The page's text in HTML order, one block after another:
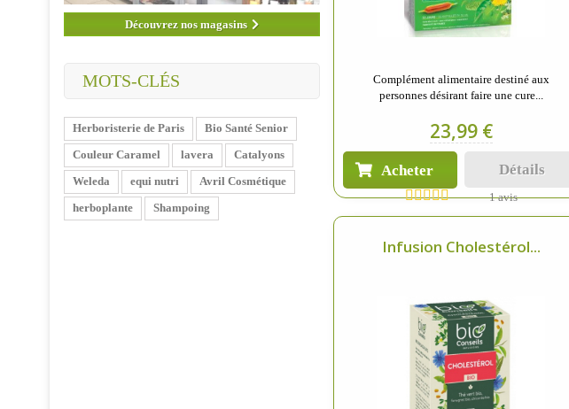
Découvrez nos magasins
MOTS-CLÉS
Herboristerie de Paris
Bio Santé Senior
Couleur Caramel
lavera
Catalyons
Weleda
equi nutri
Avril Cosmétique
herboplante
Shampoing
Complément alimentaire destiné aux
personnes désirant faire une cure...
23,99 €
Acheter Détails
1 avis
Infusion Cholestérol...